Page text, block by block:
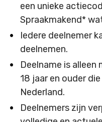
een unieke
Spraakmakend*
Iedere deelnemer
deelnemen.
Deelname is
18 jaar en ouder
Nederland.
Deelnemers zijn